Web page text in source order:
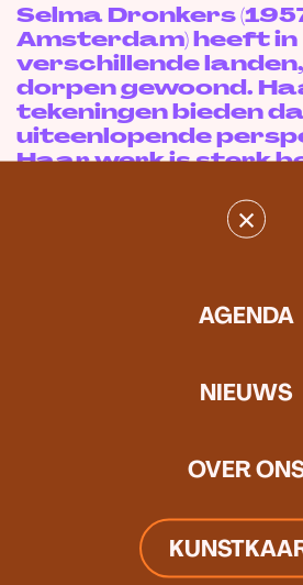
×
AGENDA
NIEUWS
OVER
Selma Dronkers
Amsterdam) heeft in
verschillende
dorpen gewoond.
tekeningen bieden
uiteenlopende
Haar werk is sterk
Ze is opgeleid als
schilderde, deed